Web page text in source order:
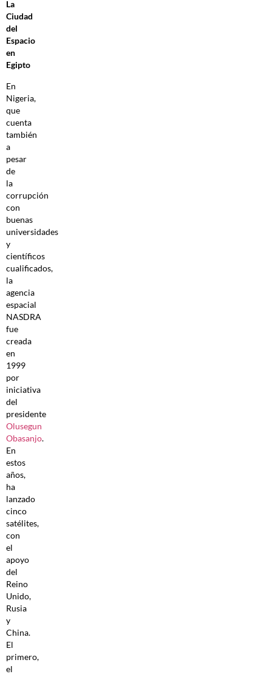
La
Ciudad
del
Espacio
en
Egipto
En
Nigeria,
que
cuenta
también
a
pesar
de
la
corrupción
con
buenas
universidades
y
científicos
cualificados,
la
agencia
espacial
NASDRA
fue
creada
en
1999
por
iniciativa
del
presidente
Olusegun
Obasanjo.
En
estos
años,
ha
lanzado
cinco
satélites,
con
el
apoyo
del
Reino
Unido,
Rusia
y
China.
El
primero,
el